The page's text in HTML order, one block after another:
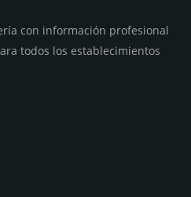
con información profesional
todos los establecimientos